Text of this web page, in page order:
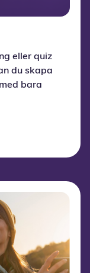
eller quiz
du skapa
bara